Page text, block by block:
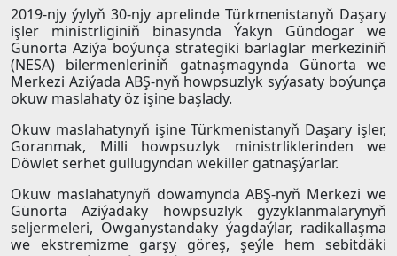
2019-njy ýylyň 30-njy aprelinde Türkmenistanyň Daşary
işler ministrliginiň binasynda Ýakyn Gündogar we
Günorta Aziýa boýunça strategiki barlaglar merkeziniň
(NESA) bilermenleriniň gatnaşmagynda Günorta we
Merkezi Aziýada ABŞ-nyň howpsuzlyk syýasaty boýunça
okuw maslahaty öz işine başlady.
Okuw maslahatynyň işine Türkmenistanyň Daşary işler,
Goranmak, Milli howpsuzlyk ministrliklerinden we
Döwlet serhet gullugyndan wekiller gatnaşýarlar.
Okuw maslahatynyň dowamynda ABŞ-nyň Merkezi we
Günorta Aziýadaky howpsuzlyk gyzyklanmalarynyň
seljermeleri, Owganystandaky ýagdaýlar, radikallaşma
we ekstremizme garşy göreş, şeýle hem sebitdäki